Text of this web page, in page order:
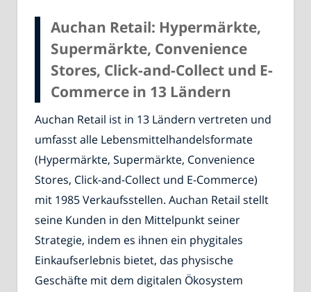
Auchan Retail: Hypermärkte,
Supermärkte, Convenience
Stores, Click-and-Collect und E-
Commerce in 13 Ländern
Auchan Retail ist in 13 Ländern vertreten und
umfasst alle Lebensmittelhandelsformate
(Hypermärkte, Supermärkte, Convenience
Stores, Click-and-Collect und E-Commerce)
mit 1985 Verkaufsstellen. Auchan Retail stellt
seine Kunden in den Mittelpunkt seiner
Strategie, indem es ihnen ein phygitales
Einkaufserlebnis bietet, das physische
Geschäfte mit dem digitalen Ökosystem